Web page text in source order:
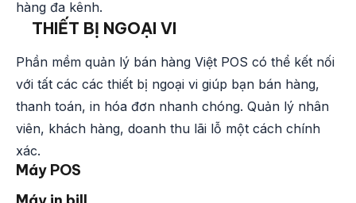
hàng đa kênh.
THIẾT BỊ NGOẠI VI
Phần mềm quản lý bán hàng Việt POS có thể kết nối
với tất các các thiết bị ngoại vi giúp bạn bán hàng,
thanh toán, in hóa đơn nhanh chóng. Quản lý nhân
viên, khách hàng, doanh thu lãi lỗ một cách chính
xác.
Máy POS